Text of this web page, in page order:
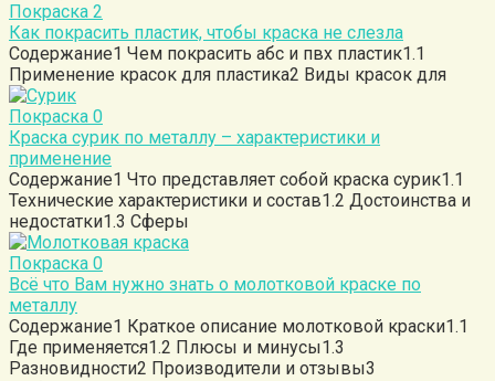
Покраска 2
Как покрасить пластик, чтобы краска не слезла
Содержание1 Чем покрасить абс и пвх пластик1.1
Применение красок для пластика2 Виды красок для
Покраска 0
Краска сурик по металлу – характеристики и
применение
Содержание1 Что представляет собой краска сурик1.1
Технические характеристики и состав1.2 Достоинства и
недостатки1.3 Сферы
Покраска 0
Всё что Вам нужно знать о молотковой краске по
металлу
Содержание1 Краткое описание молотковой краски1.1
Где применяется1.2 Плюсы и минусы1.3
Разновидности2 Производители и отзывы3